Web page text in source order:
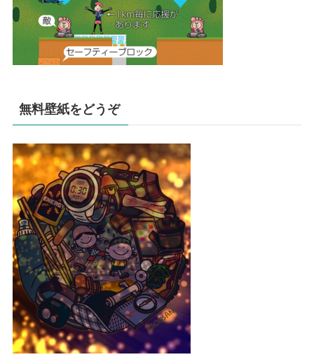
無料壁紙をどうぞ